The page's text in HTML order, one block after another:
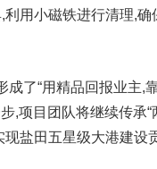
用小磁铁进行清理,
了“用精品回报业主,
,项目团队将继续传承
盐田五星级大港建设